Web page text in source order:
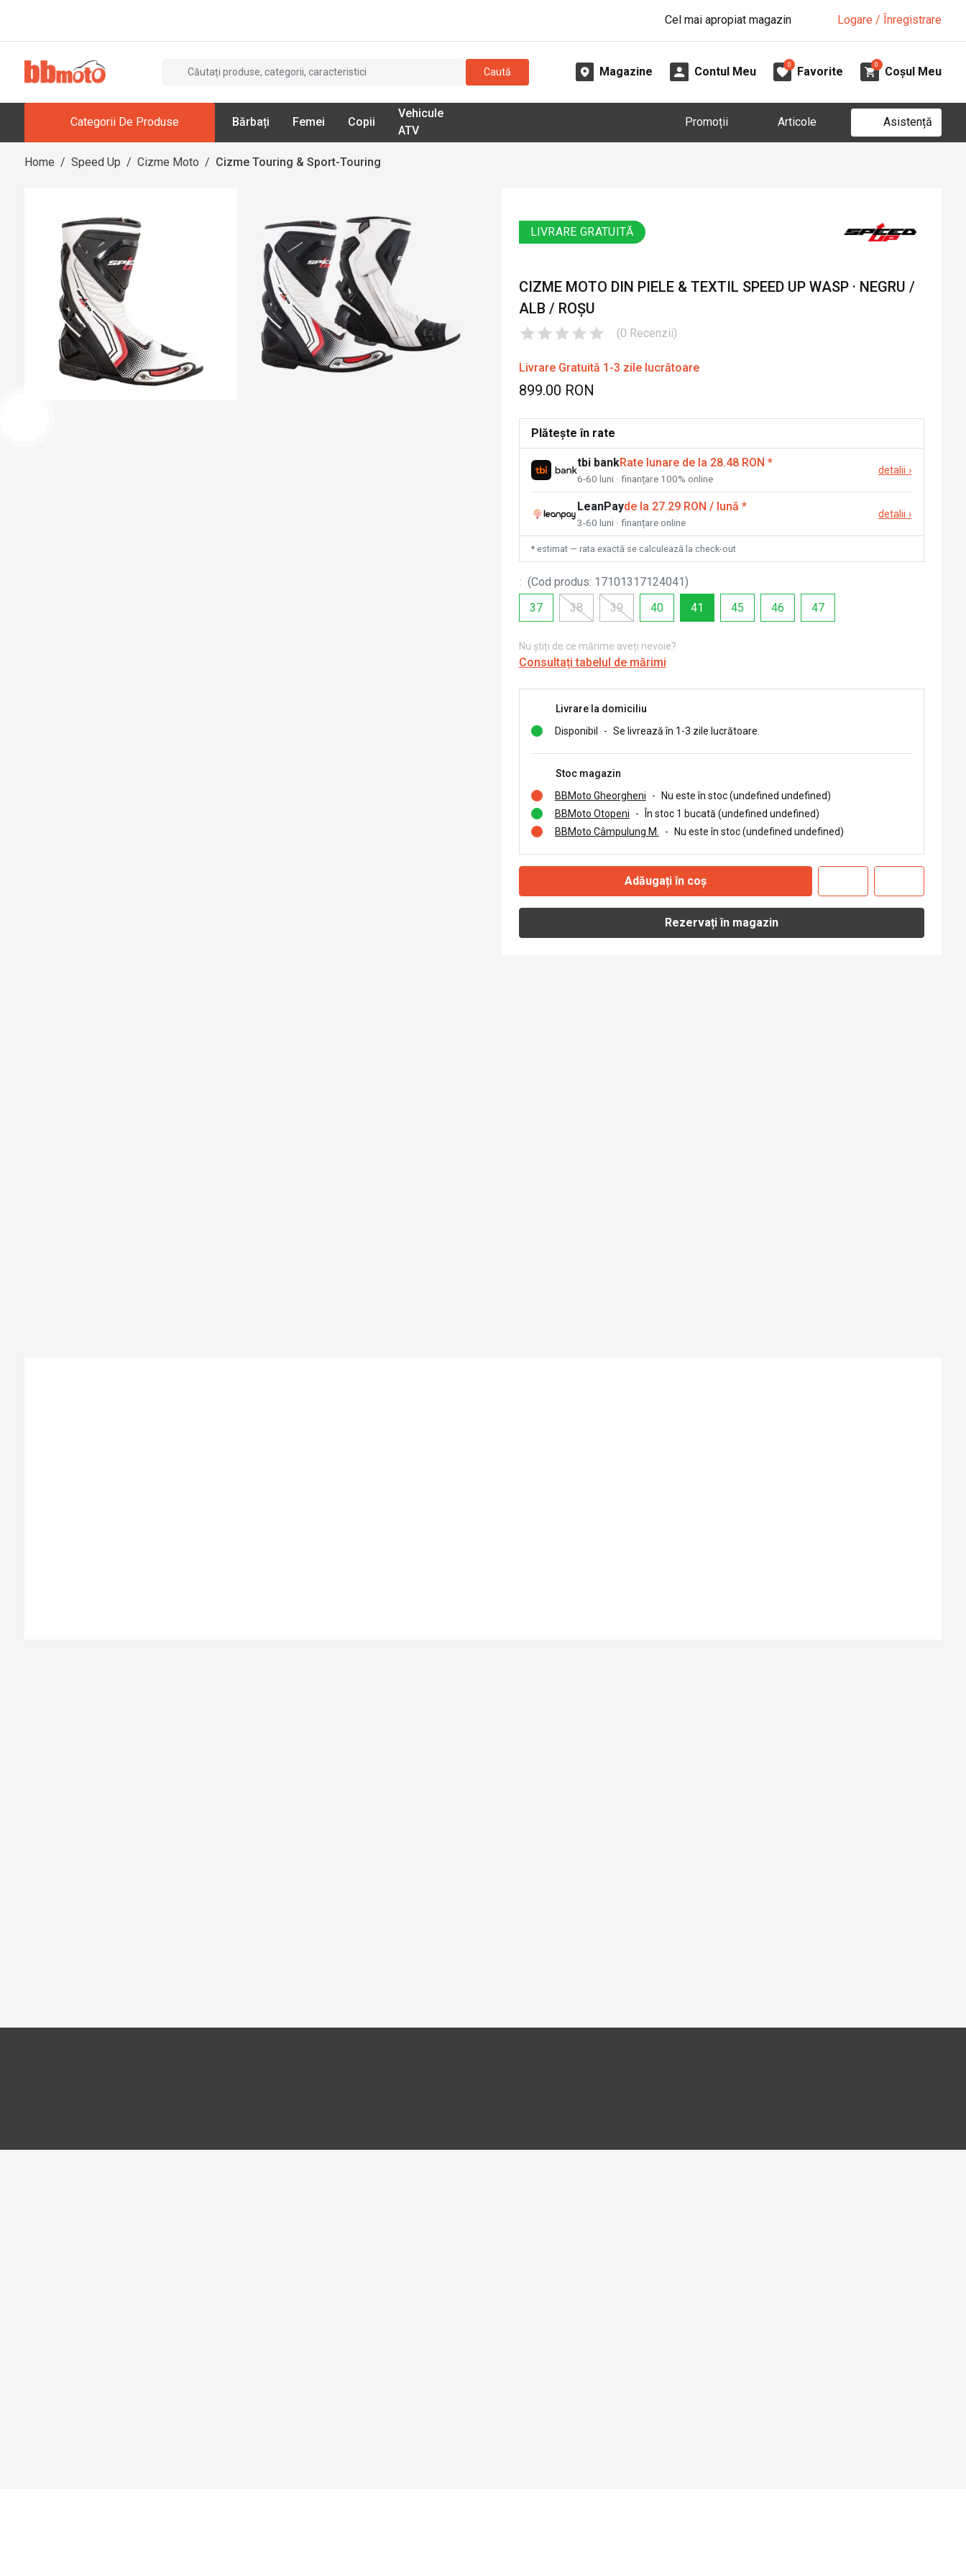
Cel mai apropiat magazin Logare / Înregistrare
Caută Magazine Contul Meu
0
Favorite
0
Coșul Meu
Categorii De Produse Bărbați Femei Copii
Vehicule
ATV
Promoții Articole Asistență
Home / Speed Up / Cizme Moto / Cizme Touring & Sport-Touring
LIVRARE GRATUITĂ
CIZME MOTO DIN PIELE & TEXTIL SPEED UP WASP · NEGRU /
ALB / ROȘU
(0 Recenzii)
Livrare Gratuită 1-3 zile lucrătoare
899.00 RON
Plătește în rate
tbi bankRate lunare de la 28.48 RON *
6-60 luni · finanțare 100% online
detalii ›
LeanPayde la 27.29 RON / lună *
3-60 luni · finanțare online
detalii ›
* estimat — rata exactă se calculează la check-out
: (Cod produs: 17101317124041 )
37
38 39 40 41 45 46 47
Nu știți de ce mărime aveți nevoie?
Consultați tabelul de mărimi
Livrare la domiciliu
Disponibil
- Se livrează în 1-3 zile lucrătoare.
Stoc magazin
BBMoto Gheorgheni
-
Nu este în stoc (undefined undefined)
BBMoto Otopeni
-
În stoc 1 bucată (undefined undefined)
BBMoto Câmpulung M.
- Nu este în stoc (undefined undefined)
Adăugați în coș
Rezervați în magazin